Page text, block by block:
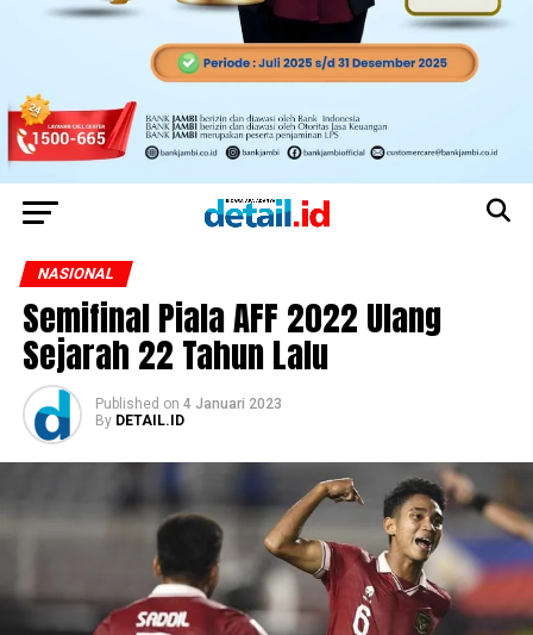
NASIONAL
Semifinal Piala AFF 2022 Ulang
Sejarah 22 Tahun Lalu
Published on 4 Januari 2023
By DETAIL.ID